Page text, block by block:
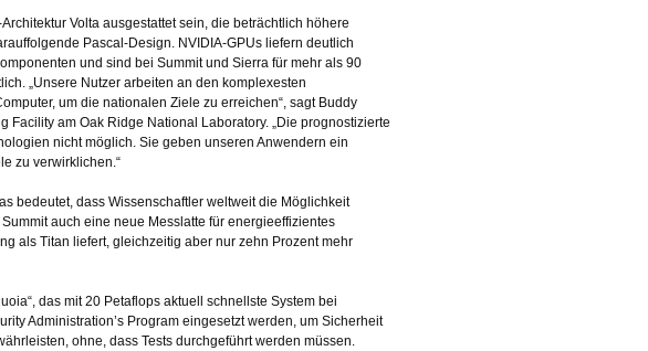
Volta ausgestattet sein, die beträchtlich höhere
Pascal-Design. NVIDIA-GPUs liefern deutlich
und sind bei Summit und Sierra für mehr als 90
„Unsere Nutzer arbeiten an den komplexesten
um die nationalen Ziele zu erreichen“, sagt Buddy
am Oak Ridge National Laboratory. „Die prognostizierte
nicht möglich. Sie geben unseren Anwendern ein
zu verwirklichen.“
bedeutet, dass Wissenschaftler weltweit die Möglichkeit
auch eine neue Messlatte für energieeffizientes
als Titan liefert, gleichzeitig aber nur zehn Prozent mehr
das mit 20 Petaflops aktuell schnellste System bei
Administration’s Program eingesetzt werden, um Sicherheit
ohne, dass Tests durchgeführt werden müssen.